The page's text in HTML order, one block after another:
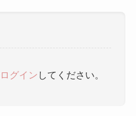
ログイン してください。